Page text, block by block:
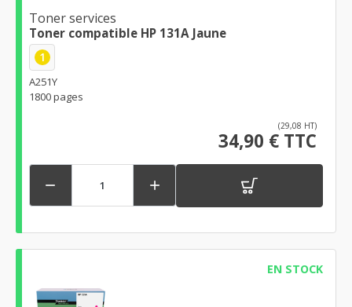
Toner services
Toner compatible HP 131A Jaune
1
A251Y
1800 pages
(29,08 HT)
34,90 € TTC
 
EN STOCK